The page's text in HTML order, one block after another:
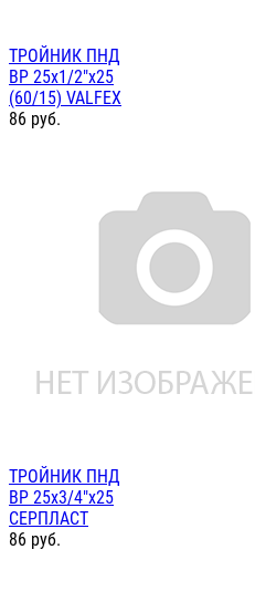
ТРОЙНИК ПНД
ВР 25х1/2"х25
(60/15) VALFEX
86 руб.
ТРОЙНИК ПНД
ВР 25х3/4"х25
СЕРПЛАСТ
86 руб.